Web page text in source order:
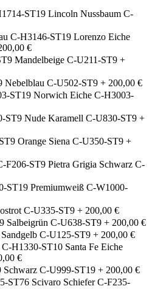
Lincoln Nussbaum C-
Lorenzo Eiche
€
Mandelbeige C-U211-ST9 +
Nebelblau C-U502-ST9 + 200,00 €
Norwich Eiche C-H3003-
Nude Karamell C-U830-ST9 +
Orange Siena C-U350-ST9 +
Pietra Grigia Schwarz C-
Premiumweiß C-W1000-
C-U335-ST9 + 200,00 €
Salbeigrün C-U638-ST9 + 200,00 €
Sandgelb C-U125-ST9 + 200,00 €
Santa Fe Eiche
€
Schwarz C-U999-ST19 + 200,00 €
Scivaro Schiefer C-F235-